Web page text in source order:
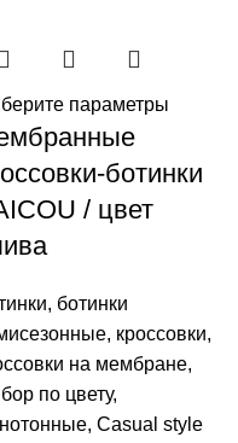
параметры
ботинки
/ цвет
, ботинки
, кроссовки,
на мембране,
по цвету,
, Casual style